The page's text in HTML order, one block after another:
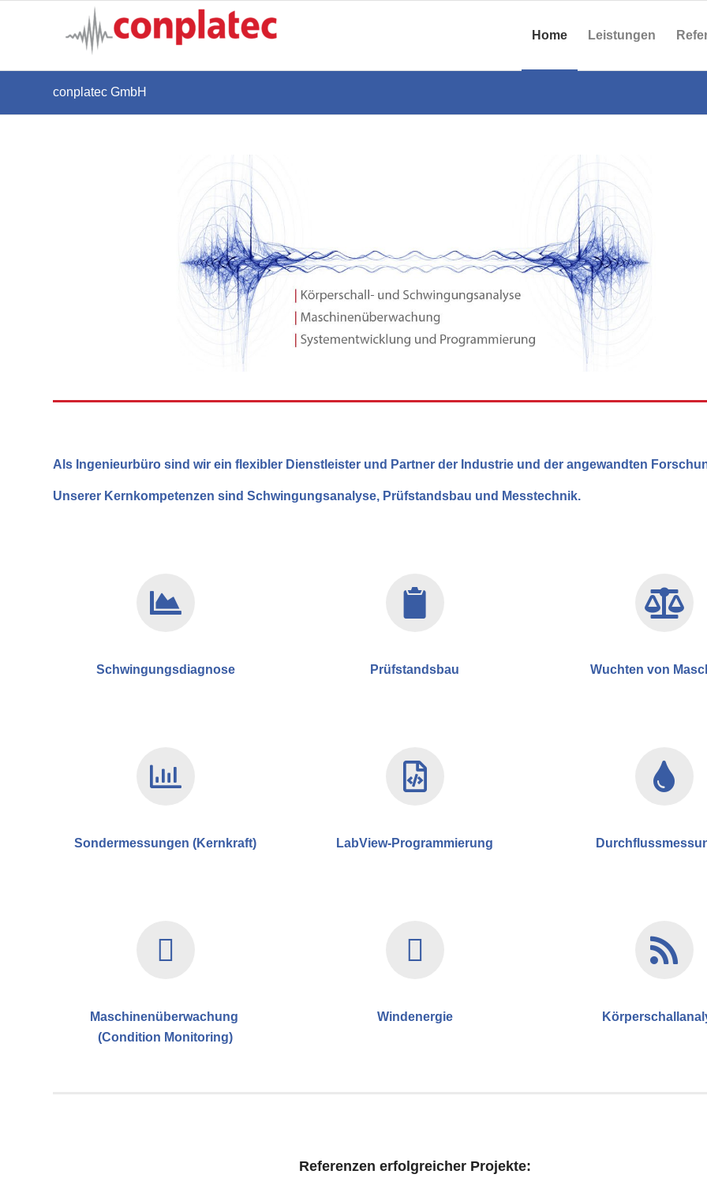
Home Leistungen
conplatec GmbH
Als Ingenieurbüro sind wir ein flexibler Dienstleister und Partner der Industrie und der angewandten
Unserer Kernkompetenzen sind Schwingungsanalyse, Prüfstandsbau und Messtechnik.
Schwingungsdiagnose
Sondermessungen(Kernkraft)
Maschinenüberwachung
(Condition Monitoring)
Prüfstandsbau
LabView-Programmierung
Windenergie
Wuchten von
Referenzen erfolgreicher Projekte: